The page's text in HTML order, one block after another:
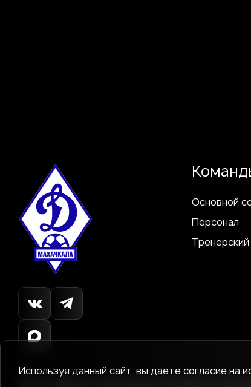
Основной
Персонал
Используя данный сайт, вы даете согласие на